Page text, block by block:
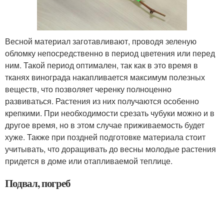
Весной материал заготавливают, проводя зеленую
обломку непосредственно в период цветения или перед
ним. Такой период оптимален, так как в это время в
тканях винограда накапливается максимум полезных
веществ, что позволяет черенку полноценно
развиваться. Растения из них получаются особенно
крепкими. При необходимости срезать чубуки можно и в
другое время, но в этом случае приживаемость будет
хуже. Также при поздней подготовке материала стоит
учитывать, что доращивать до весны молодые растения
придется в доме или отапливаемой теплице.
Подвал, погреб